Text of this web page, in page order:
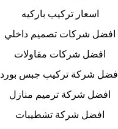
اسعار تركيب باركيه
افضل شركات تصميم داخلي
افضل شركات مقاولات
افضل شركة تركيب جبس بورد
افضل شركة ترميم منازل
افضل شركة تشطيبات